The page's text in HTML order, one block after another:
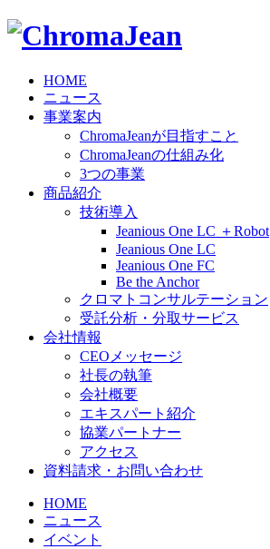
HOME
ニュース
事業案内
ChromaJeanが目指すこと
ChromaJeanの仕組み化
3つの事業
商品紹介
技術導入
Jeanious One LC ＋Robot
Jeanious One LC
Jeanious One FC
Be the Anchor
クロマトコンサルテーション
受託分析・分取サービス
会社情報
CEOメッセージ
社長の執筆
会社概要
エキスパート紹介
協業パートナー
アクセス
資料請求・お問い合わせ
HOME
ニュース
イベント